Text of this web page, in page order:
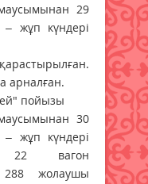
29
жұп күндері
арналған.
пойызы
30
жұп күндері
22 вагон
288 жолаушы